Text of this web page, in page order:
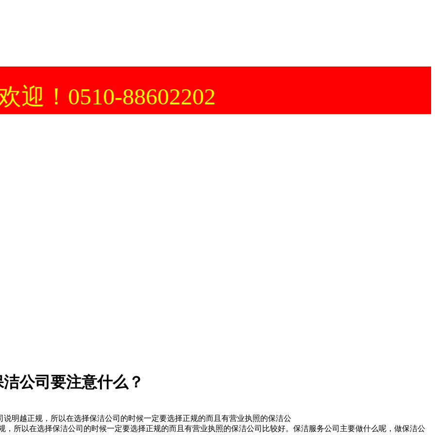
0510-88602202
公司要注意什么？
越正规，所以在选择保洁公司的时候一定要选择正规的而且有营业执照的保洁公
以在选择保洁公司的时候一定要选择正规的而且有营业执照的保洁公司比较好。保洁服务公司主要做什么呢，做保洁公